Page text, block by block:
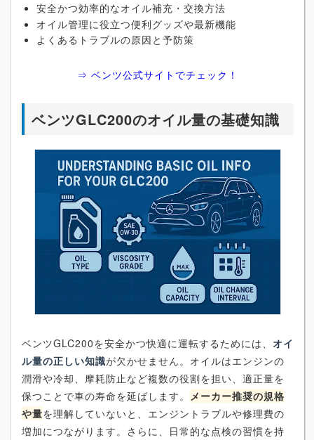
安全かつ効率的なオイル補充・交換方法
オイル管理に役立つ便利グッズや最新機能
よくあるトラブルの原因と予防策
⇒ ベンツ公式サイトでチェック！
ベンツGLC200のオイル量の基礎知識
ベンツGLC200を安全かつ快適に運転するためには、 オイ
ル量の正しい知識が欠かせません。オイルはエンジンの
潤滑や冷却、摩耗防止など複数の役割を担い、適正量を
保つことで車の寿命を延ばします。
メーカー推奨の規格
や量を理解していないと、エンジントラブルや修理費の
増加につながります。さらに、日常的な点検の習慣を持